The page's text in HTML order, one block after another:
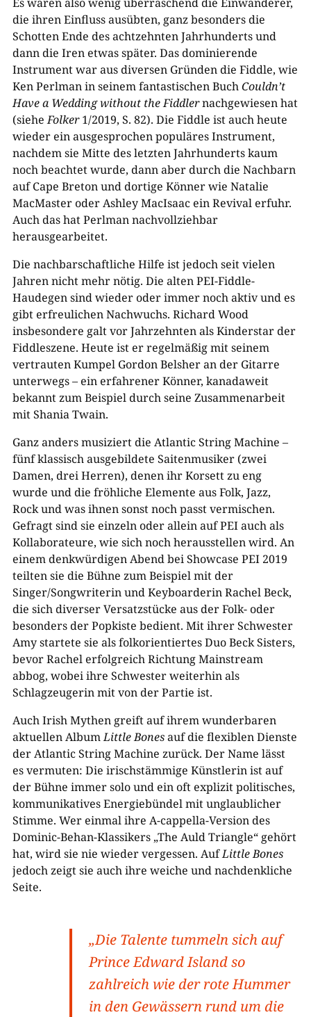
die ihren Einfluss ausübten, ganz besonders die
Schotten Ende des achtzehnten Jahrhunderts und
dann die Iren etwas später. Das dominierende
Instrument war aus diversen Gründen die Fiddle, wie
Ken Perlman in seinem fantastischen BuchCouldn’t
Have a Wedding without the Fiddlernachgewiesen hat
(sieheFolker1/2019, S. 82). Die Fiddle ist auch heute
wieder ein ausgesprochen populäres Instrument,
nachdem sie Mitte des letzten Jahrhunderts kaum
noch beachtet wurde, dann aber durch die Nachbarn
auf Cape Breton und dortige Könner wie Natalie
MacMaster oder Ashley MacIsaac ein Revival erfuhr.
Auch das hat Perlman nachvollziehbar
herausgearbeitet.
Die nachbarschaftliche Hilfe ist jedoch seit vielen
Jahren nicht mehr nötig. Die alten PEI-Fiddle-
Haudegen sind wieder oder immer noch aktiv und es
gibt erfreulichen Nachwuchs. Richard Wood
insbesondere galt vor Jahrzehnten als Kinderstar der
Fiddleszene. Heute ist er regelmäßig mit seinem
vertrauten Kumpel Gordon Belsher an der Gitarre
unterwegs – ein erfahrener Könner, kanadaweit
bekannt zum Beispiel durch seine Zusammenarbeit
mit Shania Twain.
Ganz anders musiziert die Atlantic String Machine –
fünf klassisch ausgebildete Saitenmusiker (zwei
Damen, drei Herren), denen ihr Korsett zu eng
wurde und die fröhliche Elemente aus Folk, Jazz,
Rock und was ihnen sonst noch passt vermischen.
Gefragt sind sie einzeln oder allein auf PEI auch als
Kollaborateure, wie sich noch herausstellen wird. An
einem denkwürdigen Abend bei Showcase PEI 2019
teilten sie die Bühne zum Beispiel mit der
Singer/Songwriterin und Keyboarderin Rachel Beck,
die sich diverser Versatzstücke aus der Folk- oder
besonders der Popkiste bedient. Mit ihrer Schwester
Amy startete sie als folkorientiertes Duo Beck Sisters,
bevor Rachel erfolgreich Richtung Mainstream
abbog, wobei ihre Schwester weiterhin als
Schlagzeugerin mit von der Partie ist.
Auch Irish Mythen greift auf ihrem wunderbaren
aktuellen AlbumLittle Bonesauf die flexiblen Dienste
der Atlantic String Machine zurück. Der Name lässt
es vermuten: Die irischstämmige Künstlerin ist auf
der Bühne immer solo und ein oft explizit politisches,
kommunikatives Energiebündel mit unglaublicher
Stimme. Wer einmal ihre A-cappella-Version des
Dominic-Behan-Klassikers „The Auld Triangle“ gehört
hat, wird sie nie wieder vergessen. AufLittle Bones
jedoch zeigt sie auch ihre weiche und nachdenkliche
Seite.
„Die Talente tummeln sich auf
Prince Edward Island so
zahlreich wie der rote Hummer
in den Gewässern rund um die